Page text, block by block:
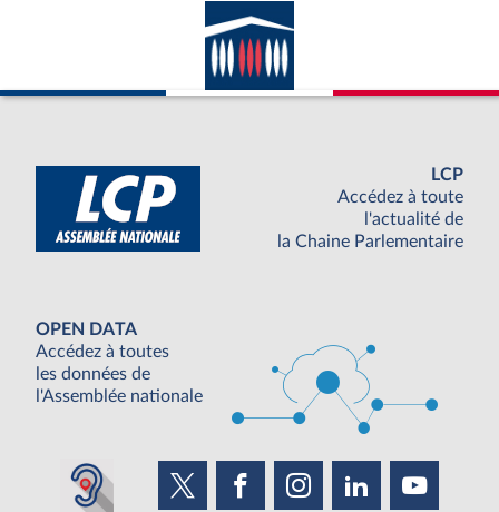
LCP
Accédez à toute
l'actualité de
la Chaine Parlementaire
OPEN DATA
Accédez à toutes
les données de
l'Assemblée nationale